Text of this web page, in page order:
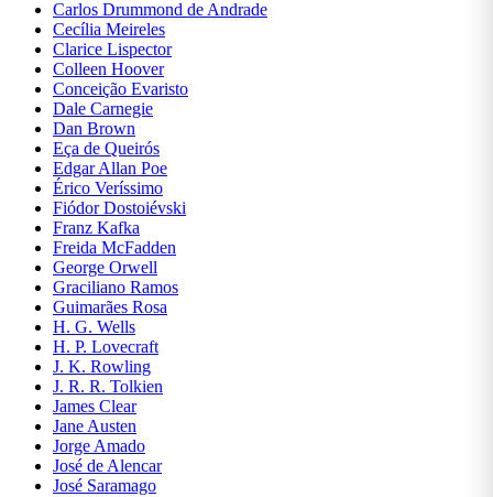
Carlos Drummond de Andrade
Cecília Meireles
Clarice Lispector
Colleen Hoover
Conceição Evaristo
Dale Carnegie
Dan Brown
Eça de Queirós
Edgar Allan Poe
Érico Veríssimo
Fiódor Dostoiévski
Franz Kafka
Freida McFadden
George Orwell
Graciliano Ramos
Guimarães Rosa
H. G. Wells
H. P. Lovecraft
J. K. Rowling
J. R. R. Tolkien
James Clear
Jane Austen
Jorge Amado
José de Alencar
José Saramago
DIREITO
ECONOMIA
EDUCAÇÃO
ENGENHARIA
ENSINO
LÍNGUAS
ESOTERISMO
ESPORTES
E LAZER
FICÇÃO